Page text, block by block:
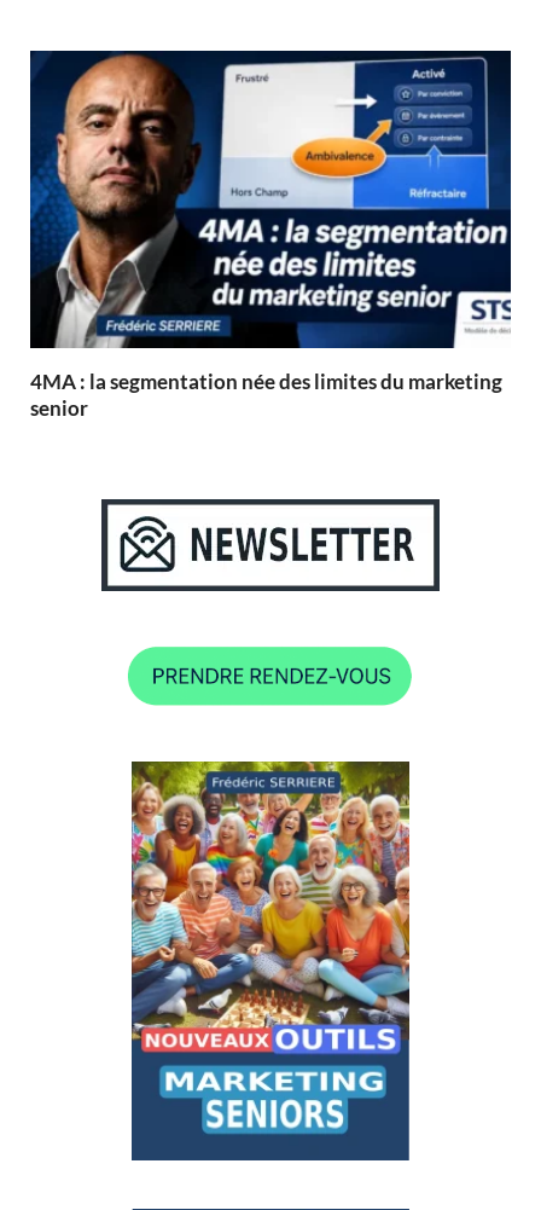
4MA : la segmentation née des limites du marketing
senior